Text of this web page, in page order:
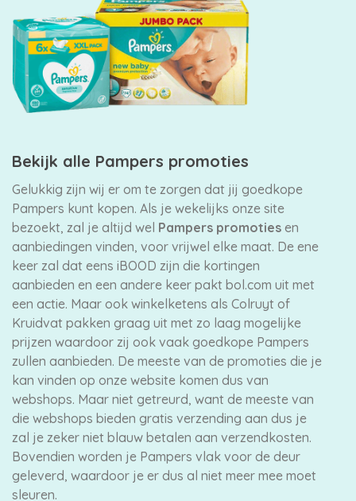
Bekijk alle Pampers promoties
Gelukkig zijn wij er om te zorgen dat jij goedkope
Pampers kunt kopen. Als je wekelijks onze site
bezoekt, zal je altijd wel Pampers promoties en
aanbiedingen vinden, voor vrijwel elke maat. De ene
keer zal dat eens iBOOD zijn die kortingen
aanbieden en een andere keer pakt bol.com uit met
een actie. Maar ook winkelketens als Colruyt of
Kruidvat pakken graag uit met zo laag mogelijke
prijzen waardoor zij ook vaak goedkope Pampers
zullen aanbieden. De meeste van de promoties die je
kan vinden op onze website komen dus van
webshops. Maar niet getreurd, want de meeste van
die webshops bieden gratis verzending aan dus je
zal je zeker niet blauw betalen aan verzendkosten.
Bovendien worden je Pampers vlak voor de deur
geleverd, waardoor je er dus al niet meer mee moet
sleuren.